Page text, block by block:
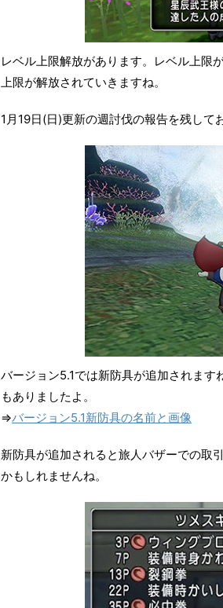
レベル上限解放があります。レベル上限
上限が解放されていきますね。
1月19日(日)更新の週討伐の報告を残し
バージョン5.1では新防具が追加されま
もありましたよ。
⇒バージョン5.1新防具の名前と画像
新防具が追加されると旅人バザーでの取
かもしれませんね。